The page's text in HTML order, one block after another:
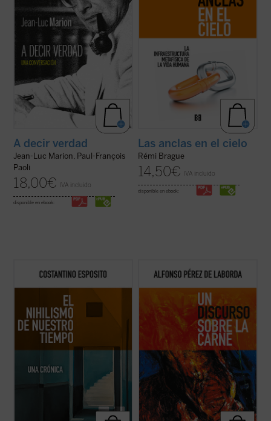
(ver ficha)
A decir verdad
Jean-Luc Marion, Paul-François
Paoli
18,00€ IVA incluido
disponible en ebook:
(ver ficha)
Las anclas en el cielo
Rémi Brague
14,50€ IVA incluido
disponible en ebook:
El nihilismo se ha convertido en nuestro
tiempo en una cuestión abierta. ¿De qué
abocaba a una pérdida de valores e ideales,
plantea en estos momentos cuestiones ...
(ver ficha)
Punto omega: punto atractivo de
enamoramiento. Suave suasión carnal de
Punto de encarnación. La realidad se nos
vínculo substancial
expresa como realidad. Nuestras líneas de
(ver ficha)